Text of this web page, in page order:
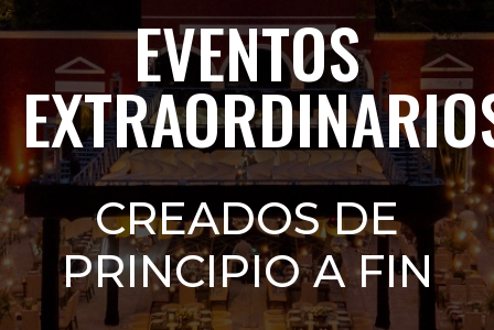
EVENTOS
CREADOS DE
PRINCIPIO A FIN